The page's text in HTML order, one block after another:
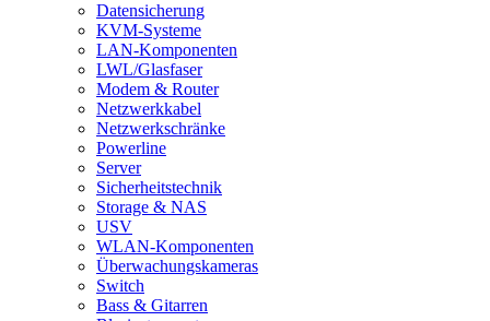
Datensicherung
KVM-Systeme
LAN-Komponenten
LWL/Glasfaser
Modem & Router
Netzwerkkabel
Netzwerkschränke
Powerline
Server
Sicherheitstechnik
Storage & NAS
USV
WLAN-Komponenten
Überwachungskameras
Switch
Bass & Gitarren